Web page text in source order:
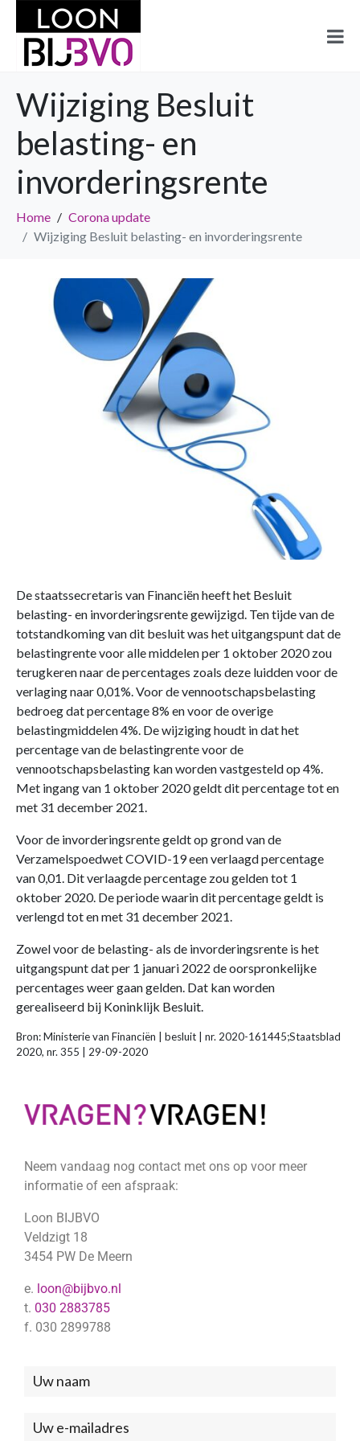
Wijziging Besluit
belasting- en
invorderingsrente
Home
Corona update
Wijziging Besluit belasting- en invorderingsrente
De staatssecretaris van Financiën heeft het Besluit
belasting- en invorderingsrente gewijzigd. Ten tijde van de
totstandkoming van dit besluit was het uitgangspunt dat de
belastingrente voor alle middelen per 1 oktober 2020 zou
terugkeren naar de percentages zoals deze luidden voor de
verlaging naar 0,01%. Voor de vennootschapsbelasting
bedroeg dat percentage 8% en voor de overige
belastingmiddelen 4%. De wijziging houdt in dat het
percentage van de belastingrente voor de
vennootschapsbelasting kan worden vastgesteld op 4%.
Met ingang van 1 oktober 2020 geldt dit percentage tot en
met 31 december 2021.
Voor de invorderingsrente geldt op grond van de
Verzamelspoedwet COVID-19 een verlaagd percentage
van 0,01. Dit verlaagde percentage zou gelden tot 1
oktober 2020. De periode waarin dit percentage geldt is
verlengd tot en met 31 december 2021.
Zowel voor de belasting- als de invorderingsrente is het
uitgangspunt dat per 1 januari 2022 de oorspronkelijke
percentages weer gaan gelden. Dat kan worden
gerealiseerd bij Koninklijk Besluit.
Bron: Ministerie van Financiën | besluit | nr. 2020-161445;Staatsblad
2020, nr. 355 | 29-09-2020
Neem vandaag nog contact met ons op voor meer
informatie of een afspraak:
Loon BIJBVO
Veldzigt 18
3454 PW De Meern
e. loon@bijbvo.nl
t. 030 2883785
f. 030 2899788
Neem